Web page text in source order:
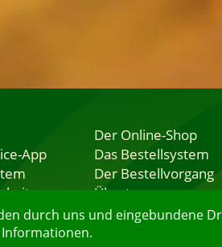
durch uns und eingebundene
App
Der Online-Shop
Das Bestellsystem
Der Bestellvorgang
Übertragung
Testshop